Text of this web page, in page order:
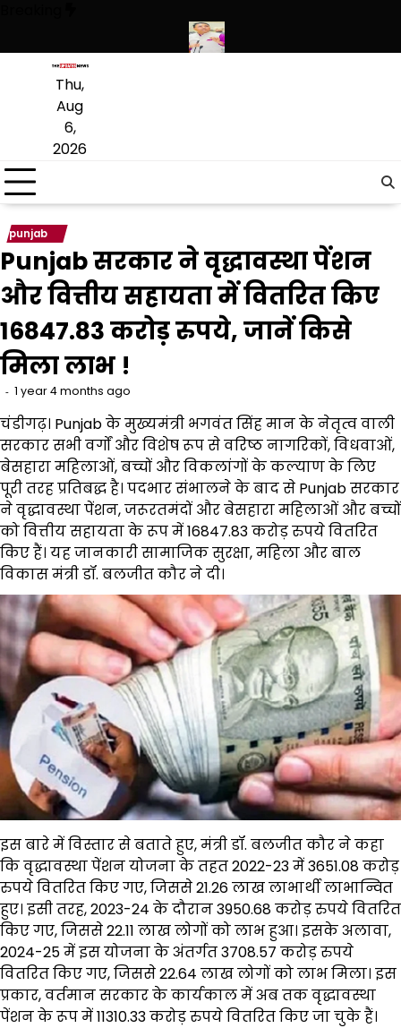
content
Thu,
Aug
6,
2026
punjab
Punjab सरकार ने वृद्धावस्था पेंशन
और वित्तीय सहायता में वितरित किए
16847.83 करोड़ रुपये, जानें किसे
मिला लाभ !
1 year 4 months ago
चंडीगढ़। Punjab के मुख्यमंत्री भगवंत सिंह मान के नेतृत्व वाली
सरकार सभी वर्गों और विशेष रूप से वरिष्ठ नागरिकों, विधवाओं,
बेसहारा महिलाओं, बच्चों और विकलांगों के कल्याण के लिए
पूरी तरह प्रतिबद्ध है। पदभार संभालने के बाद से Punjab सरकार
ने वृद्धावस्था पेंशन, जरूरतमंदों और बेसहारा महिलाओं और बच्चों
को वित्तीय सहायता के रूप में 16847.83 करोड़ रुपये वितरित
किए हैं। यह जानकारी सामाजिक सुरक्षा, महिला और बाल
विकास मंत्री डॉ. बलजीत कौर ने दी।
इस बारे में विस्तार से बताते हुए, मंत्री डॉ. बलजीत कौर ने कहा
कि वृद्धावस्था पेंशन योजना के तहत 2022-23 में 3651.08 करोड़
रुपये वितरित किए गए, जिससे 21.26 लाख लाभार्थी लाभान्वित
हुए। इसी तरह, 2023-24 के दौरान 3950.68 करोड़ रुपये वितरित
किए गए, जिससे 22.11 लाख लोगों को लाभ हुआ। इसके अलावा,
2024-25 में इस योजना के अंतर्गत 3708.57 करोड़ रुपये
वितरित किए गए, जिससे 22.64 लाख लोगों को लाभ मिला। इस
प्रकार, वर्तमान सरकार के कार्यकाल में अब तक वृद्धावस्था
पेंशन के रूप में 11310.33 करोड़ रुपये वितरित किए जा चुके हैं।